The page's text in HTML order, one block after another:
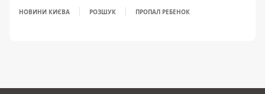
НОВИНИ КИЄВА РОЗШУК ПРОПАЛ РЕБЕНОК